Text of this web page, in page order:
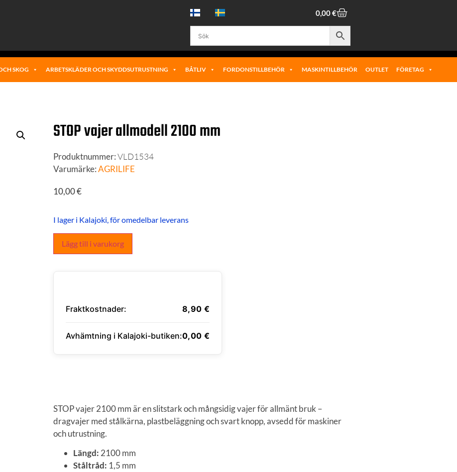
0,00€
SKOG ARBETSKLÄDER OCH SKYDDSUTRUSTNING BÅTLIV FORDONSTILLBEHÖR MASKINTILLBEHÖR OUTLET FÖRETAG
STOP vajer allmodell 2100 mm
Produktnummer:VLD1534
Varumärke:AGRILIFE
10,00€
I lager i Kalajoki, för omedelbar leverans
Lägg till i varukorg
Fraktkostnader: 8,90 €
Avhämtning i Kalajoki-butiken:0,00 €
STOP vajer 2100 mm är en slitstark och mångsidig vajer för allmänt bruk –
dragvajer med stålkärna, plastbeläggning och svart knopp, avsedd för maskiner
och utrustning.
Längd: 2100 mm
Ståltråd: 1,5 mm